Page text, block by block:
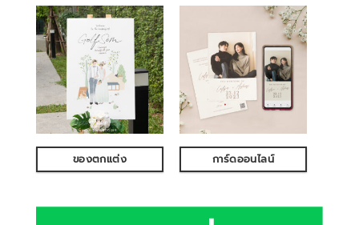
ของตกแต่ง การ์ดออนไลน์